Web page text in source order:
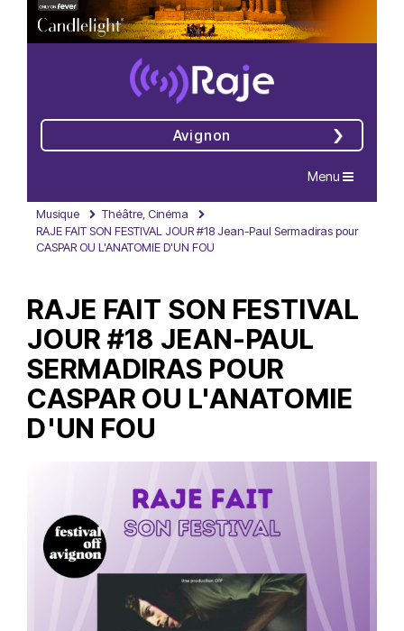
Avignon
Navigation
Menu
Musique
Théâtre, Cinéma
RAJE FAIT SON FESTIVAL JOUR #18 Jean-Paul Sermadiras pour
CASPAR OU L'ANATOMIE D'UN FOU
RAJE FAIT SON FESTIVAL
JOUR #18 JEAN-PAUL
SERMADIRAS POUR
CASPAR OU L'ANATOMIE
D'UN FOU